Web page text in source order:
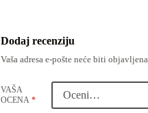
Dodaj recenziju
Vaša adresa e-pošte neće biti objavljena.
VAŠA
OCENA *